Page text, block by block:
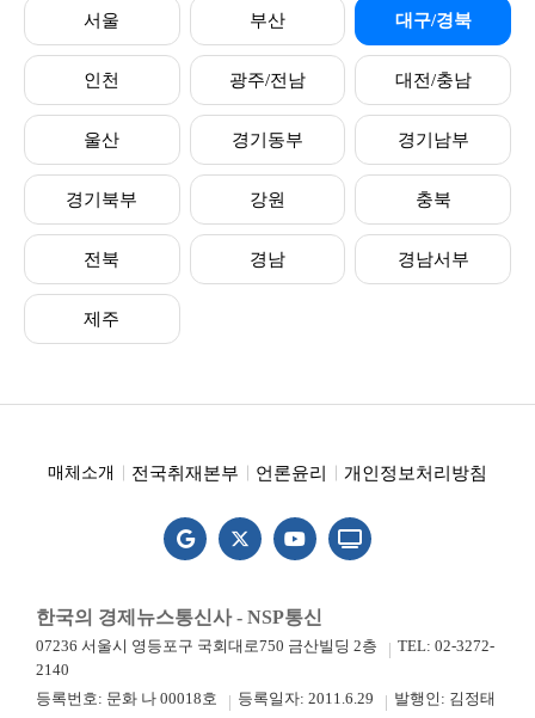
서울 부산 대구/경북
인천 광주/전남 대전/충남
울산 경기동부 경기남부
경기북부 강원 충북
전북 경남 경남서부
제주
매체소개 전국취재본부 언론윤리 개인정보처리방침
한국의 경제뉴스통신사 - NSP통신
07236 서울시 영등포구 국회대로750 금산빌딩 2층
TEL: 02-3272-
2140
등록번호: 문화 나 00018호
등록일자: 2011.6.29 발행인: 김정태